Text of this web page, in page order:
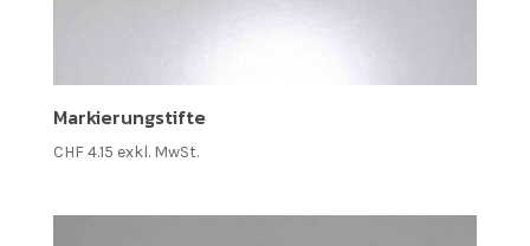
Markierungstifte
CHF4.15 exkl. MwSt.